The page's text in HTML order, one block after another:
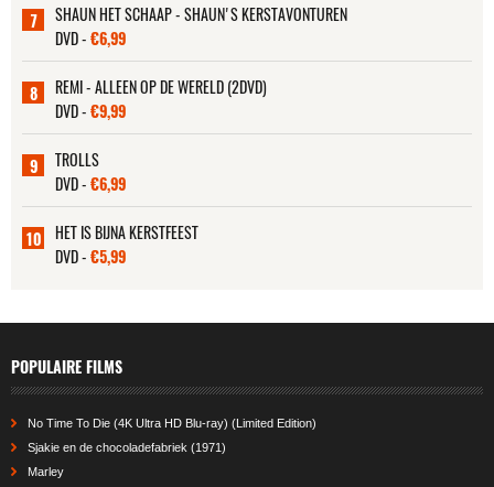
7
SHAUN HET SCHAAP - SHAUN'S KERSTAVONTUREN
DVD -€6,99
8
REMI - ALLEEN OP DE WERELD (2DVD)
DVD -€9,99
9
TROLLS
DVD -€6,99
10
HET IS BIJNA KERSTFEEST
DVD -€5,99
POPULAIRE FILMS
No Time To Die (4K Ultra HD Blu-ray) (Limited Edition)
Sjakie en de chocoladefabriek (1971)
Marley